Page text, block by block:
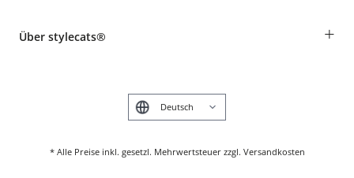
Produkte reklamieren und zurücksenden
Tierkrankenversicherung
Über stylecats® +
* Alle Preise inkl. gesetzl. Mehrwertsteuer zzgl. Versandkosten
English